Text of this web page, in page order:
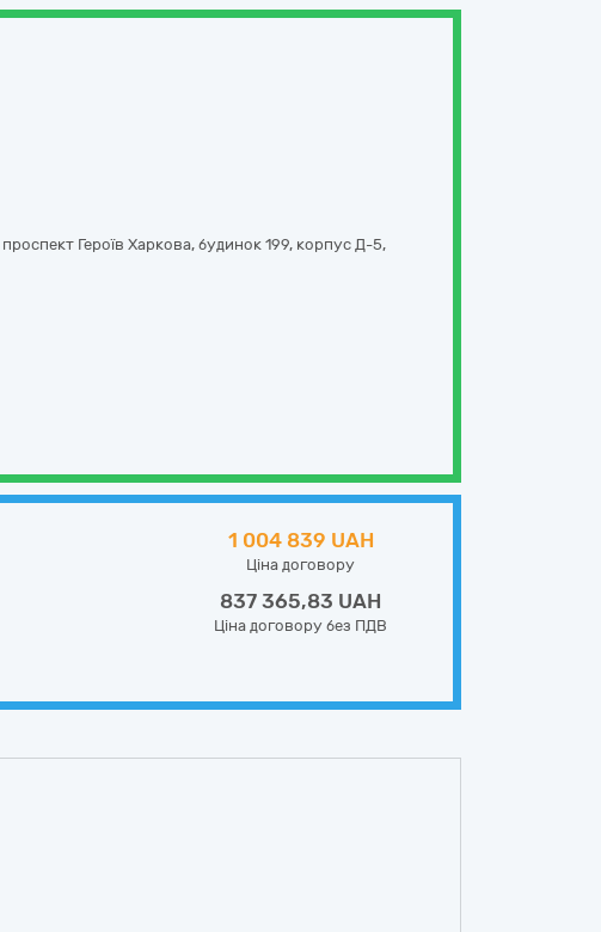
проспект Героїв Харкова, будинок 199, корпус Д-5,
1 004 839 UAH
Ціна договору
837 365,83 UAH
Ціна договору без ПДВ